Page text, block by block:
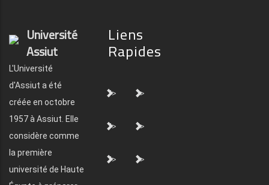
Université
Assiut
L'Université
d'Assiut a été
créée en octobre
1957 à Assiut. Elle
considère comme
la première
université de Haute
Liens
Rapides
"> ">
"> ">
"> ">